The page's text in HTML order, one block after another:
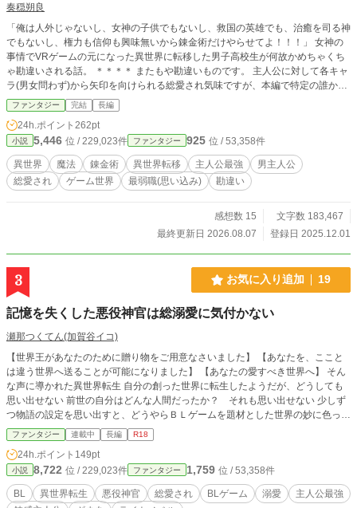
奏穏朔良
「俺は人外じゃないし、女神の子供でもないし、救国の英雄でも、治癒を司る神
でもないし、権力も信仰も興味無いから錬金術だけやらせてよ！！！」 女神の
事情でVRゲームの元になった異世界に転移した男子高校生が何故かめちゃくち
ゃ勘違いされる話。 ＊＊＊＊ またもや勘違いものです。 主人公に対して各キャ
ラ(男女問わず)から矢印を向けられる総愛され気味ですが、本編で特定の誰かと
くっ付くことはありません。 2026年8月7日に本編完結しました。 感想！貰えた
ら！！嬉しいです！！
ファンタジー 完結 長編
24h.ポイント 262pt
小説 5,446 位 / 229,023件 ファンタジー 925 位 / 53,358件
異世界 魔法 錬金術 異世界転移 主人公最強
男主人公
総愛され
ゲーム世界 最弱職(思い込み) 勘違い
感想数 15
文字数 183,467
最終更新日 2026.08.07
登録日 2025.12.01
3 お気に入り追加 19
記憶を失くした悪役神官は総溺愛に気付かない
瀬那つくてん(加賀谷イコ)
【世界王があなたのために贈り物をご用意なさいました】 【あなたを、ここと
は違う世界へ送ることが可能になりました】 【あなたの愛すべき世界へ】 そん
な声に導かれた異世界転生 自分の創った世界に転生したようだが、どうしても
思い出せない 前世の自分はどんな人間だったか？ それも思い出せない 少しず
つ物語の設定を思い出すと、どうやらＢＬゲームを題材とした世界の妙に色っぽ
い悪役神官に転生したらしい 悪役神官は蘇生以外の再生を可能にする治癒能力
を持っているが、黒い噂が絶えず流れている そんな中、記憶のない悪役神官の
もとに、攻略対象らしい者たちが集まって来る なにやら攻略対象たちは物語と
違う行動を取っている？ 物語の主人公の様子も少しおかしいような……？ とこ
ろが、自分が悪役神官であると自覚している彼は恐ろしく鈍感であった 世界王
の寵児と称された悪役神官は、前世の自分も今世の自分も何者かわからないま
ファンタジー 連載中 長編 R18
24h.ポイント 149pt
小説 8,722 位 / 229,023件 ファンタジー 1,759 位 / 53,358件
BL 異世界転生 悪役神官 総愛され BLゲーム 溺愛
主人公最強